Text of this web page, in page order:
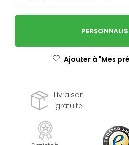
Ajouter à "Mes
Livraison
gratuite